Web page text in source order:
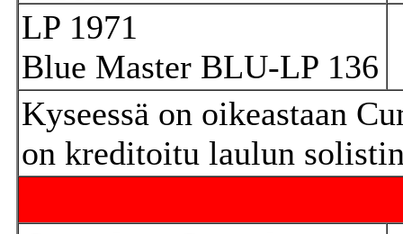
LP 1971
Blue Master BLU-LP 136
Kyseessä on oikeastaan
on kreditoitu laulun